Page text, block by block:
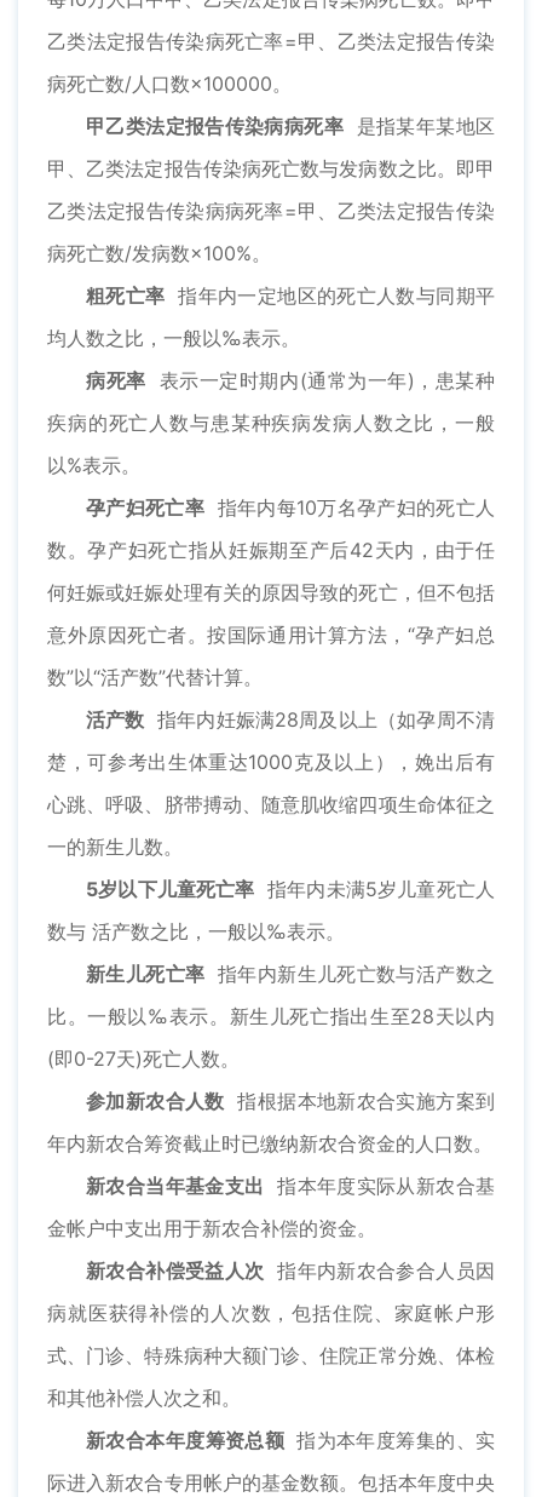
乙类法定报告传染病死亡率=甲、乙类法定报告传染
病死亡数/人口数×100000。
甲乙类法定报告传染病病死率是指某年某地区
甲、乙类法定报告传染病死亡数与发病数之比。即甲
乙类法定报告传染病病死率=甲、乙类法定报告传染
病死亡数/发病数×100%。
粗死亡率 指年内一定地区的死亡人数与同期平
均人数之比，一般以‰表示。
病死率 表示一定时期内(通常为一年)，患某种
疾病的死亡人数与患某种疾病发病人数之比，一般
以%表示。
孕产妇死亡率 指年内每10万名孕产妇的死亡人
数。孕产妇死亡指从妊娠期至产后42天内，由于任
何妊娠或妊娠处理有关的原因导致的死亡，但不包括
意外原因死亡者。按国际通用计算方法，“孕产妇总
数”以“活产数”代替计算。
活产数 指年内妊娠满28周及以上（如孕周不清
楚，可参考出生体重达1000克及以上），娩出后有
心跳、呼吸、脐带搏动、随意肌收缩四项生命体征之
一的新生儿数。
5岁以下儿童死亡率 指年内未满5岁儿童死亡人
数与 活产数之比，一般以‰表示。
新生儿死亡率 指年内新生儿死亡数与活产数之
比。一般以‰表示。新生儿死亡指出生至28天以内
(即0-27天)死亡人数。
参加新农合人数 指根据本地新农合实施方案到
年内新农合筹资截止时已缴纳新农合资金的人口数。
新农合当年基金支出
指本年度实际从新农合基
金帐户中支出用于新农合补偿的资金。
新农合补偿受益人次 指年内新农合参合人员因
病就医获得补偿的人次数，包括住院、家庭帐户形
式、门诊、特殊病种大额门诊、住院正常分娩、体检
和其他补偿人次之和。
新农合本年度筹资总额 指为本年度筹集的、实
际进入新农合专用帐户的基金数额。包括本年度中央